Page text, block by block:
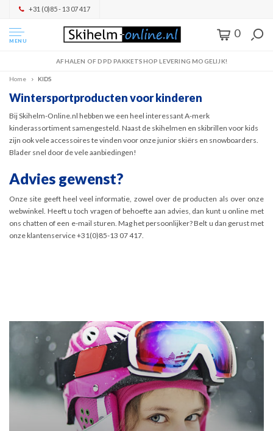
+31 (0)85 - 13 07 417
MENU
0
AFHALEN OF DPD PAKKETSHOP LEVERING MOGELIJK!
Home KIDS
Wintersportproducten voor kinderen
Bij Skihelm-Online.nl hebben we een heel interessant A-merk
kinderassortiment samengesteld. Naast de skihelmen en skibrillen voor kids
zijn ook vele accessoires te vinden voor onze junior skiërs en snowboarders.
Blader snel door de vele aanbiedingen!
Advies gewenst?
Onze site geeft heel veel informatie, zowel over de producten als over onze
webwinkel. Heeft u toch vragen of behoefte aan advies, dan kunt u online met
ons chatten of een e-mail sturen. Mag het persoonlijker? Belt u dan gerust met
onze klantenservice +31(0)85-13 07 417.